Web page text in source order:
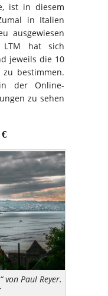
ist in diesem
in Italien
ausgewiesen
LTM hat sich
jeweils die 10
bestimmen.
der Online-
zu sehen
von Paul Reyer.